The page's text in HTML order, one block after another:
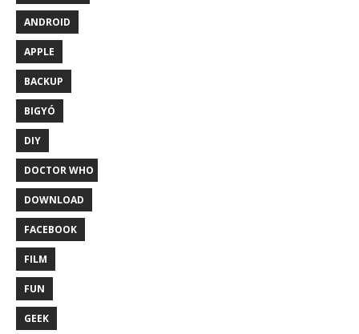
ANDROID
APPLE
BACKUP
BIGYÓ
DIY
DOCTOR WHO
DOWNLOAD
FACEBOOK
FILM
FUN
GEEK